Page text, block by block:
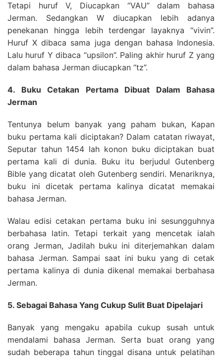
Tetapi huruf V, Diucapkan “VAU” dalam bahasa
Jerman. Sedangkan W diucapkan lebih adanya
penekanan hingga lebih terdengar layaknya “vivin”.
Huruf X dibaca sama juga dengan bahasa Indonesia.
Lalu huruf Y dibaca “upsilon”. Paling akhir huruf Z yang
dalam bahasa Jerman diucapkan “tz”.
4. Buku Cetakan Pertama Dibuat Dalam Bahasa
Jerman
Tentunya belum banyak yang paham bukan, Kapan
buku pertama kali diciptakan? Dalam catatan riwayat,
Seputar tahun 1454 lah konon buku diciptakan buat
pertama kali di dunia. Buku itu berjudul Gutenberg
Bible yang dicatat oleh Gutenberg sendiri. Menariknya,
buku ini dicetak pertama kalinya dicatat memakai
bahasa Jerman.
Walau edisi cetakan pertama buku ini sesungguhnya
berbahasa latin. Tetapi terkait yang mencetak ialah
orang Jerman, Jadilah buku ini diterjemahkan dalam
bahasa Jerman. Sampai saat ini buku yang di cetak
pertama kalinya di dunia dikenal memakai berbahasa
Jerman.
5. Sebagai Bahasa Yang Cukup Sulit Buat Dipelajari
Banyak yang mengaku apabila cukup susah untuk
mendalami bahasa Jerman. Serta buat orang yang
sudah beberapa tahun tinggal disana untuk pelatihan